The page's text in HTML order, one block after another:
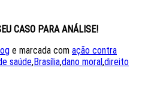
CASO PARA ANÁLISE!
e marcada com ação contra
saúde,Brasília,dano moral,direito